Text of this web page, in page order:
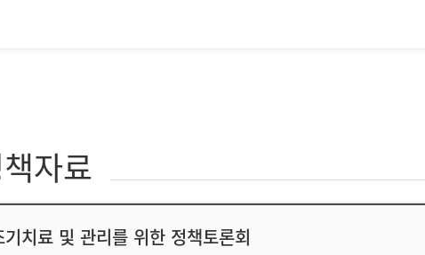
자료
치료 및 관리를 위한 정책토론회